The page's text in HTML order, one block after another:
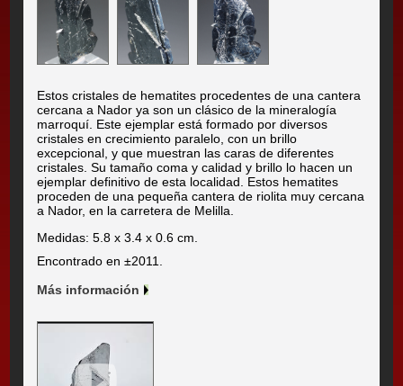
Estos cristales de hematites procedentes de una cantera
cercana a Nador ya son un clásico de la mineralogía
marroquí. Este ejemplar está formado por diversos
cristales en crecimiento paralelo, con un brillo
excepcional, y que muestran las caras de diferentes
cristales. Su tamaño coma y calidad y brillo lo hacen un
ejemplar definitivo de esta localidad. Estos hematites
proceden de una pequeña cantera de riolita muy cercana
a Nador, en la carretera de Melilla.
Medidas: 5.8 x 3.4 x 0.6 cm.
Encontrado en ±2011.
Más información